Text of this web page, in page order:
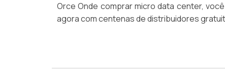
Orce Onde comprar micro data center,
agora com centenas de distribuidores